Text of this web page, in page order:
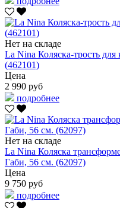
Нет на складе
La Nina Коляска-трость
(462101)
Цена
2 990 руб
подробнее
Нет на складе
La Nina Коляска
Габи, 56 см. (62097)
Цена
9 750 руб
подробнее